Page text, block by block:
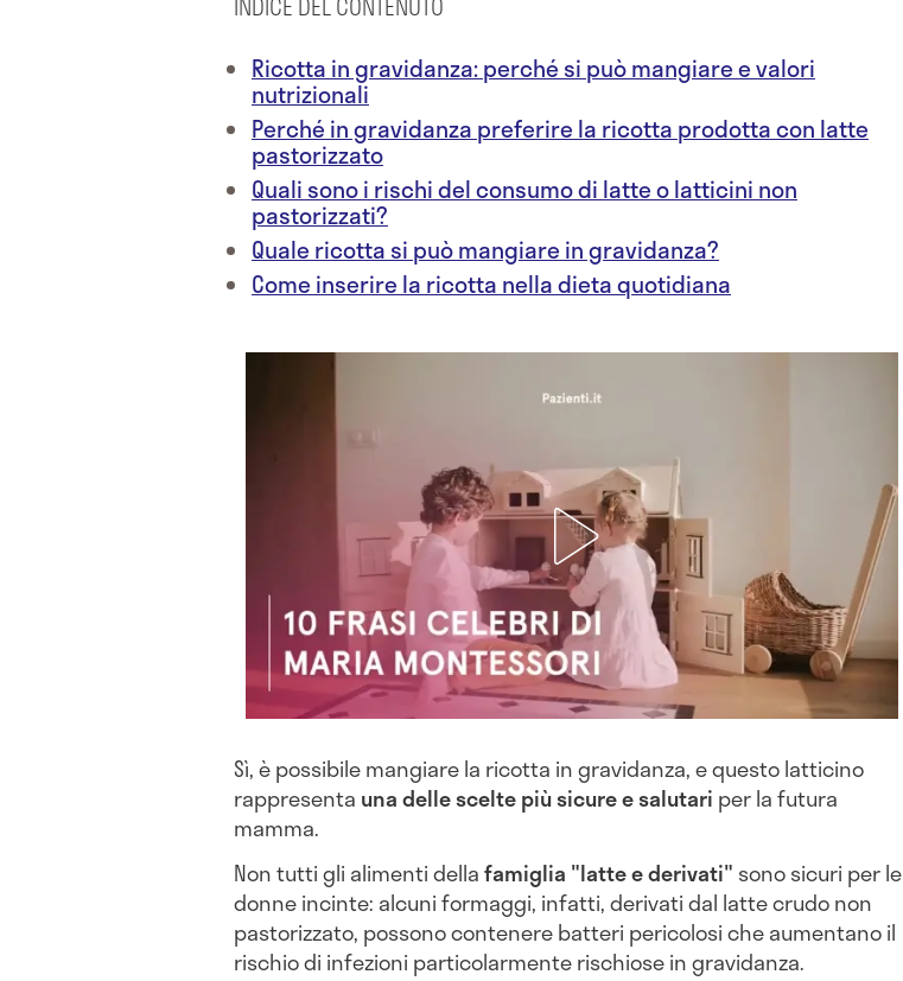
INDICE DEL CONTENUTO
Ricotta in gravidanza: perché si può mangiare e valori
nutrizionali
Perché in gravidanza preferire la ricotta prodotta con latte
pastorizzato
Quali sono i rischi del consumo di latte o latticini non
pastorizzati?
Quale ricotta si può mangiare in gravidanza?
Come inserire la ricotta nella dieta quotidiana
Sì, è possibile mangiare la ricotta in gravidanza, e questo latticino
rappresenta una delle scelte più sicure e salutari per la futura
mamma.
Non tutti gli alimenti dellafamiglia "latte e derivati" sono sicuri per le
donne incinte: alcuni formaggi, infatti, derivati dal latte crudo non
pastorizzato, possono contenere batteri pericolosi che aumentano il
rischio di infezioni particolarmente rischiose in gravidanza.